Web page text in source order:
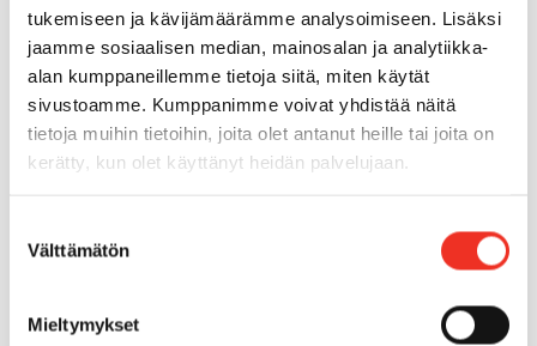
tukemiseen ja kävijämäärämme analysoimiseen. Lisäksi
jaamme sosiaalisen median, mainosalan ja analytiikka-
alan kumppaneillemme tietoja siitä, miten käytät
sivustoamme. Kumppanimme voivat yhdistää näitä
tietoja muihin tietoihin, joita olet antanut heille tai joita on
kerätty, kun olet käyttänyt heidän palvelujaan.
valinta
Välttämätön
Mieltymykset
Tuentaleveys 1,88 x 2,14m
Käyttövoima Verkkovirta
Sisärenkaat
Ulkorenkaat
Neliveto